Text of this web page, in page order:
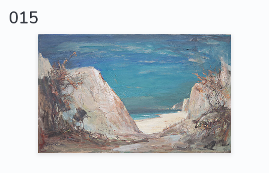
015